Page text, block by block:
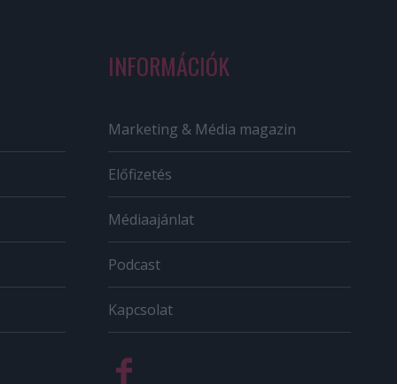
INFORMÁCIÓK
Marketing & Média magazin
Előfizetés
Médiaajánlat
Podcast
Kapcsolat